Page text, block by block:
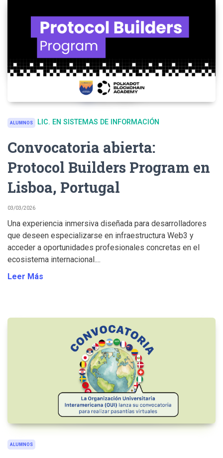
ALUMNOS LIC. EN SISTEMAS DE INFORMACIÓN
Convocatoria abierta:
Protocol Builders Program en
Lisboa, Portugal
03/03/2026
Una experiencia inmersiva diseñada para desarrolladores
que deseen especializarse en infraestructura Web3 y
acceder a oportunidades profesionales concretas en el
ecosistema internacional....
Leer Más
ALUMNOS